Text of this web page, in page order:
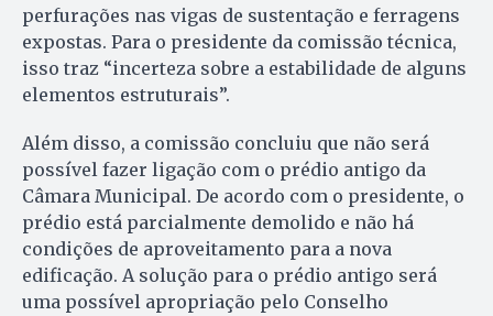
perfurações nas vigas de sustentação e ferragens
expostas. Para o presidente da comissão técnica,
isso traz “incerteza sobre a estabilidade de alguns
elementos estruturais”.
Além disso, a comissão concluiu que não será
possível fazer ligação com o prédio antigo da
Câmara Municipal. De acordo com o presidente, o
prédio está parcialmente demolido e não há
condições de aproveitamento para a nova
edificação. A solução para o prédio antigo será
uma possível apropriação pelo Conselho